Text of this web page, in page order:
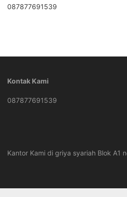
087877691539
Kontak Kami
087877691539
Kantor Kami di griya syariah Blok A1